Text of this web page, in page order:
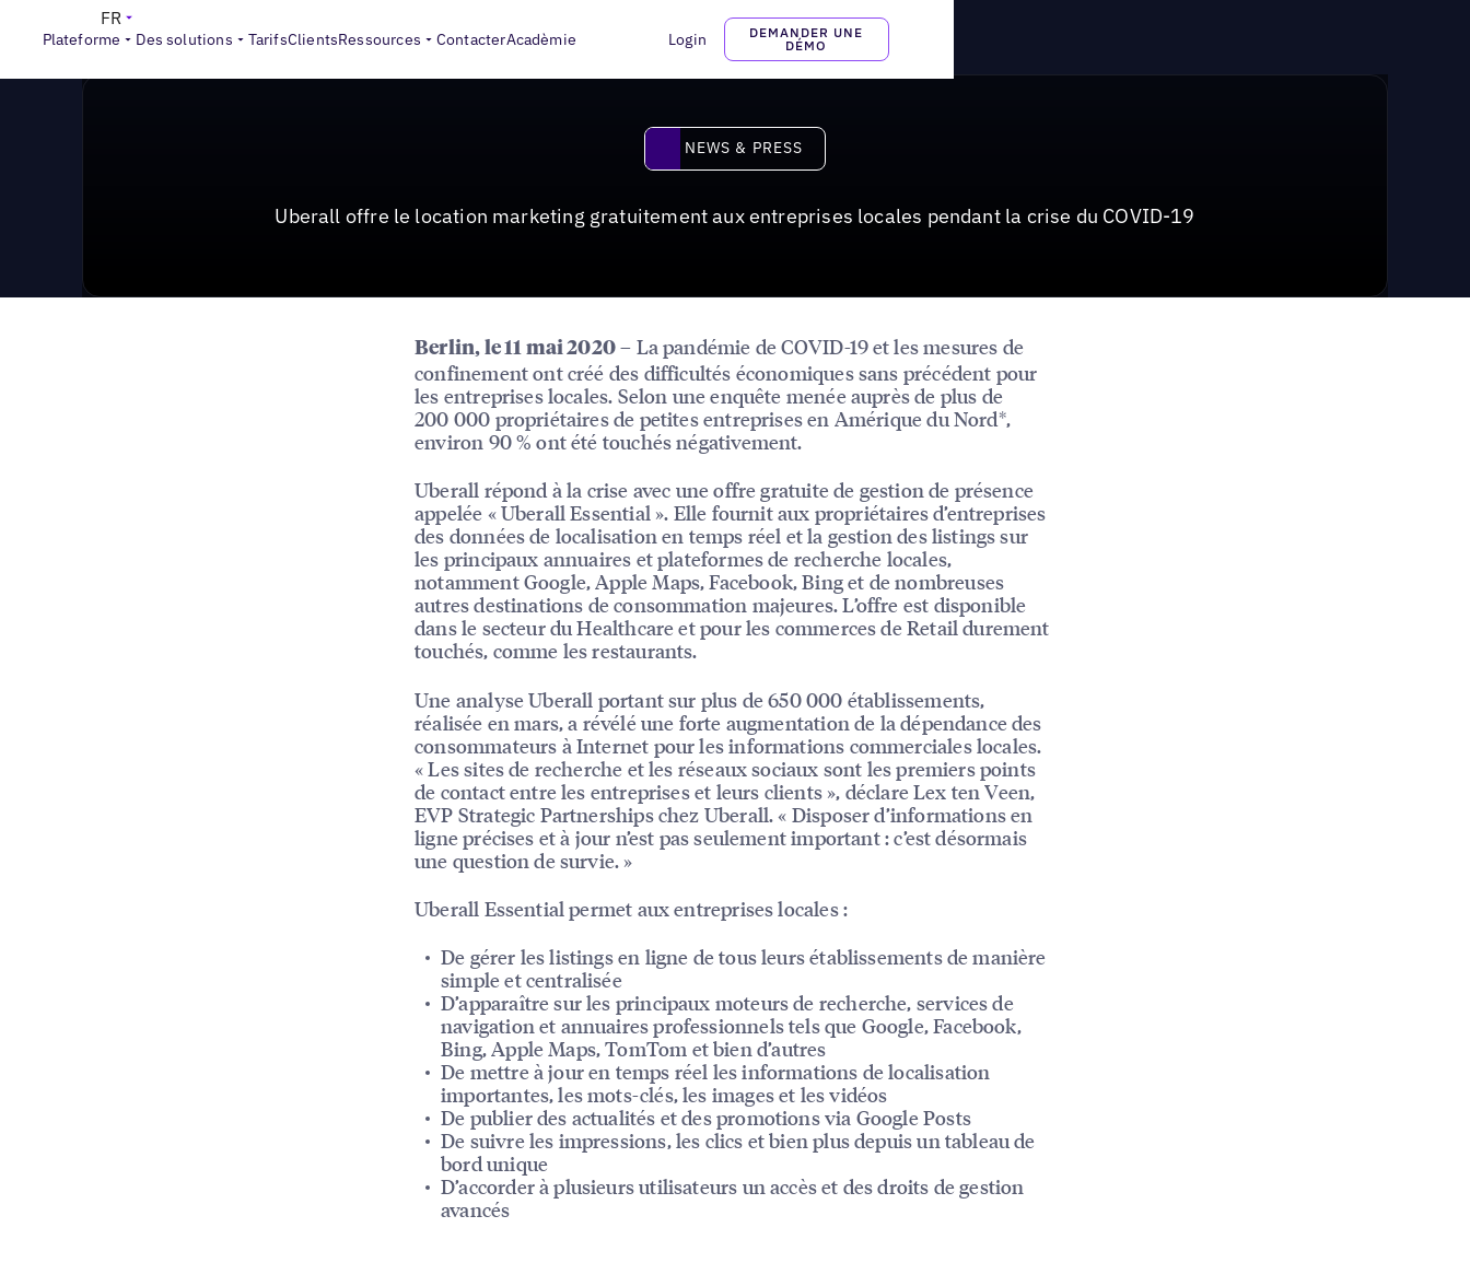
Plateforme Des solutions TarifsClientsRessources ContacterAcadèmie Login
DEMANDER UNE
DÉMO
FR
News & Press Uberall offre le location marketing gratuitement aux entreprises locales pendant la crise du COVID-19
News & Press
NEWS & PRESS
Uberall offre le location marketing gratuitement aux entreprises locales pendant la crise du COVID-19
Berlin, le 11 mai 2020 – La pandémie de COVID-19 et les mesures de
confinement ont créé des difficultés économiques sans précédent pour
les entreprises locales. Selon une enquête menée auprès de plus de
200 000 propriétaires de petites entreprises en Amérique du Nord*,
environ 90 % ont été touchés négativement.
Uberall répond à la crise avec une offre gratuite de gestion de présence
appelée « Uberall Essential ». Elle fournit aux propriétaires d’entreprises
des données de localisation en temps réel et la gestion des listings sur
les principaux annuaires et plateformes de recherche locales,
notamment Google, Apple Maps, Facebook, Bing et de nombreuses
autres destinations de consommation majeures. L’offre est disponible
dans le secteur du Healthcare et pour les commerces de Retail durement
touchés, comme les restaurants.
Une analyse Uberall portant sur plus de 650 000 établissements,
réalisée en mars, a révélé une forte augmentation de la dépendance des
consommateurs à Internet pour les informations commerciales locales.
« Les sites de recherche et les réseaux sociaux sont les premiers points
de contact entre les entreprises et leurs clients », déclare Lex ten Veen,
EVP Strategic Partnerships chez Uberall. « Disposer d’informations en
ligne précises et à jour n’est pas seulement important : c’est désormais
une question de survie. »
Uberall Essential permet aux entreprises locales :
De gérer les listings en ligne de tous leurs établissements de manière
simple et centralisée
D’apparaître sur les principaux moteurs de recherche, services de
navigation et annuaires professionnels tels que Google, Facebook,
Bing, Apple Maps, TomTom et bien d’autres
De mettre à jour en temps réel les informations de localisation
importantes, les mots-clés, les images et les vidéos
De publier des actualités et des promotions via Google Posts
De suivre les impressions, les clics et bien plus depuis un tableau de
bord unique
D’accorder à plusieurs utilisateurs un accès et des droits de gestion
avancés